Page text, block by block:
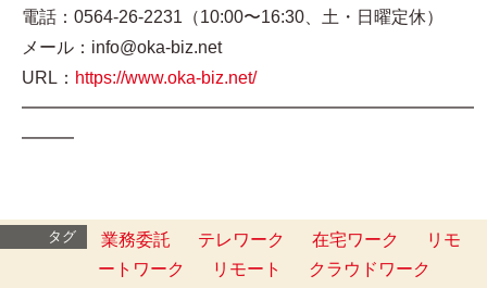
電話：0564-26-2231（10:00〜16:30、土・日曜定休）
メール：info@oka-biz.net
URL： https://www.oka-biz.net/
━━━━━━━━━━━━━━━━━━━━━━━━━━
━━━
タグ 業務委託 テレワーク 在宅ワーク
リモ
ートワーク
リモート
クラウドワーク